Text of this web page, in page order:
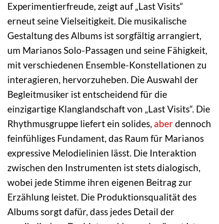
Experimentierfreude, zeigt auf „Last Visits“
erneut seine Vielseitigkeit. Die musikalische
Gestaltung des Albums ist sorgfältig arrangiert,
um Marianos Solo-Passagen und seine Fähigkeit,
mit verschiedenen Ensemble-Konstellationen zu
interagieren, hervorzuheben. Die Auswahl der
Begleitmusiker ist entscheidend für die
einzigartige Klanglandschaft von „Last Visits“. Die
Rhythmusgruppe liefert ein solides, aberdennoch
feinfühliges Fundament, das Raum für Marianos
expressive Melodielinien lässt. Die Interaktion
zwischen den Instrumenten ist stets dialogisch,
wobei jede Stimme ihren eigenen Beitrag zur
Erzählung leistet. Die Produktionsqualität des
Albums sorgt dafür, dass jedes Detail der